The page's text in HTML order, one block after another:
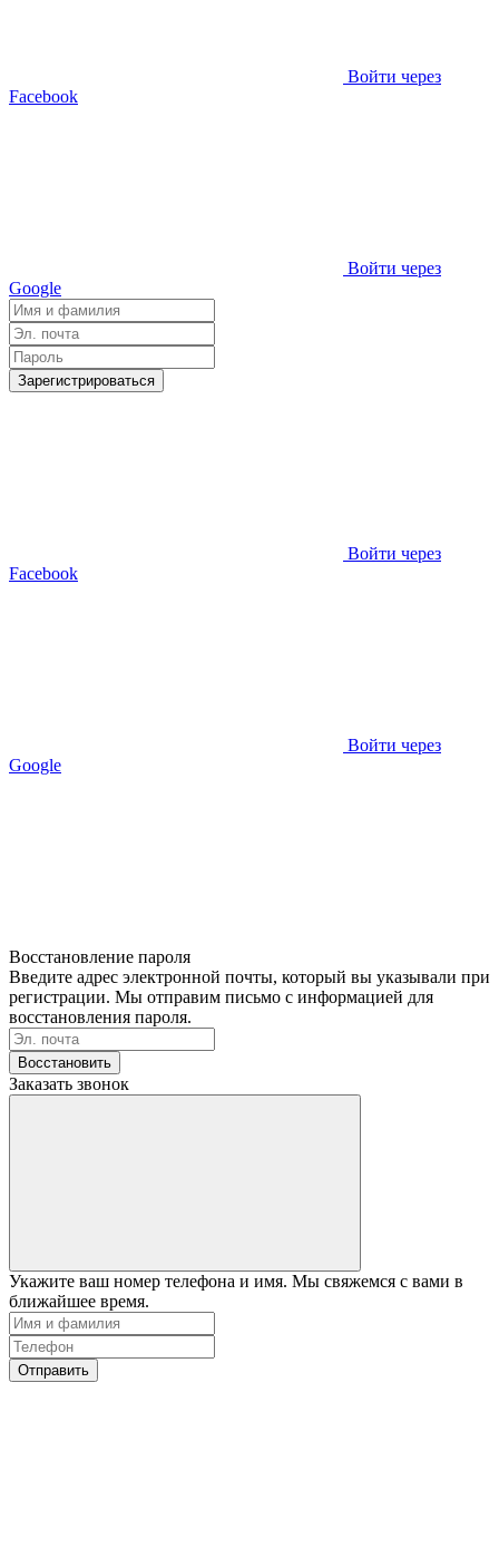
Войти через
Facebook
Войти через
Google
Зарегистрироваться
Войти через
Facebook
Войти через
Google
Восстановление пароля
Введите адрес электронной почты, который вы указывали при
регистрации. Мы отправим письмо с информацией для
восстановления пароля.
Восстановить
Заказать звонок
Укажите ваш номер телефона и имя. Мы свяжемся с вами в
ближайшее время.
Отправить